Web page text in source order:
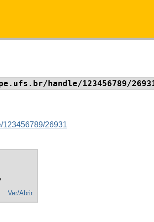
handle/123456789/
123456789/26931
Ver/Abrir